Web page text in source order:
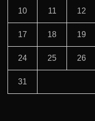
10 11 12
17 18 19
24 25 26
31